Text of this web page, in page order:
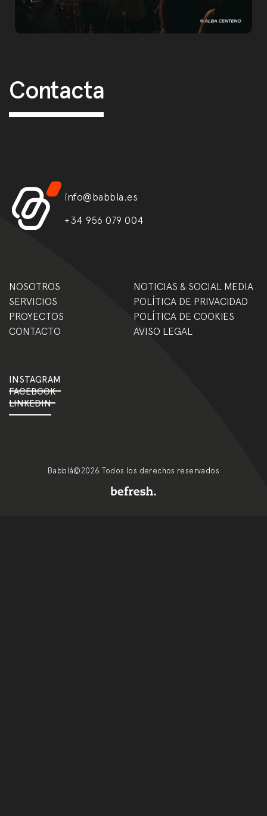
Contacta
info@babbla.es
+34 956 079 004
NOSOTROS
NOTICIAS & SOCIAL MEDIA
SERVICIOS
POLÍTICA DE PRIVACIDAD
PROYECTOS
POLÍTICA DE COOKIES
CONTACTO
AVISO LEGAL
INSTAGRAM
FACEBOOK
LINKEDIN
Babblá©2026 Todos los derechos reservados